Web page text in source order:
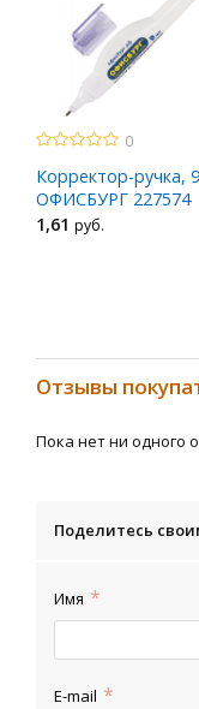
0
Корректор-ручка,
ОФИСБУРГ 227574
1,61 руб.
Отзывы
Пока нет ни одного
Поделитесь
Имя
E-mail